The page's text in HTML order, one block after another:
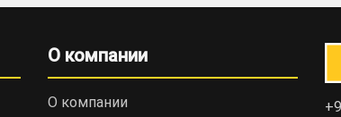
О компании
О компании